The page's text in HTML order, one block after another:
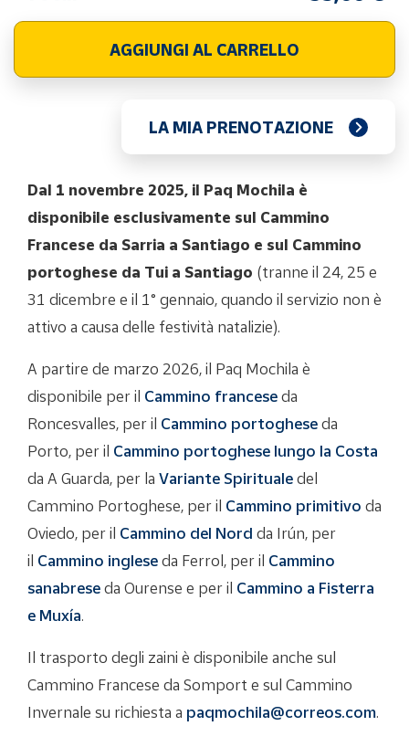
AGGIUNGI AL CARRELLO
LA MIA PRENOTAZIONE
Dal 1 novembre 2025, il Paq Mochila è
disponibile esclusivamente sul Cammino
Francese da Sarria a Santiago e sul Cammino
portoghese da Tui a Santiago (tranne il 24, 25 e
31 dicembre e il 1° gennaio, quando il servizio non è
attivo a causa delle festività natalizie).
A partire de marzo 2026, il Paq Mochila è
disponibile per il Cammino franceseda
Roncesvalles, per il Cammino portogheseda
Porto, per il Cammino portoghese lungo la Costa
da A Guarda, per la Variante Spiritualedel
Cammino Portoghese, per il Cammino primitivo da
Oviedo, per il Cammino del Nord da Irún, per
il Cammino ingleseda Ferrol, per il Cammino
sanabreseda Ourense e per il Cammino a Fisterra
e Muxía.
Il trasporto degli zaini è disponibile anche sul
Cammino Francese da Somport e sul Cammino
Invernale su richiesta a paqmochila@correos.com.